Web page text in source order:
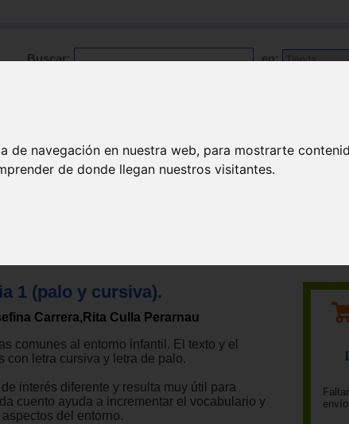
navegación en nuestra web, para mostrarte
de donde llegan nuestros visitantes.
Buscar: en:
1 (palo y cursiva).
Carrera,Rita Culla Perarnau
comunes al entorno infantil. El texto y el
con letra cursiva y letra de palo.
interés diferente y resulta muy útil para
cuento ayuda a incrementar el vocabulario y
del entorno.
envío